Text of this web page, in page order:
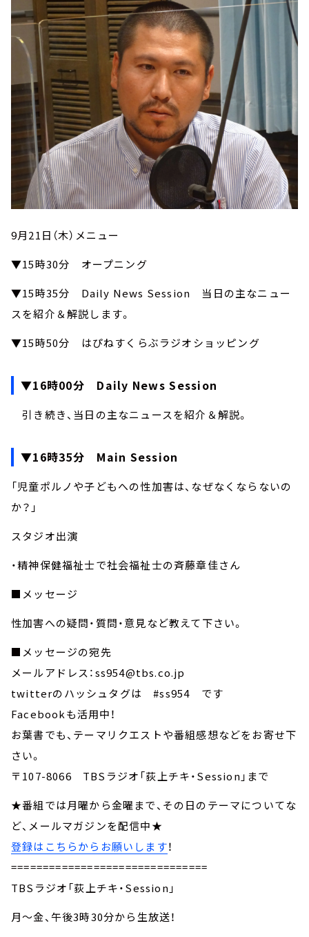
9月21日（木）メニュー
▼15時30分 オープニング
▼15時35分 Daily News Session 当日の主なニュー
スを紹介＆解説します。
▼15時50分 はぴねすくらぶラジオショッピング
▼16時00分 Daily News Session
引き続き、当日の主なニュースを紹介＆解説。
▼16時35分 Main Session
「児童ポルノや子どもへの性加害は、なぜなくならないの
か？」
スタジオ出演
・精神保健福祉士で社会福祉士の斉藤章佳さん
■メッセージ
性加害への疑問・質問・意見など教えて下さい。
■メッセージの宛先
メールアドレス：ss954@tbs.co.jp
twitterのハッシュタグは #ss954 です
Facebookも活用中！
お葉書でも、テーマリクエストや番組感想などをお寄せ下
さい。
〒107-8066 TBSラジオ「荻上チキ・Session」まで
★番組では月曜から金曜まで、その日のテーマについてな
ど、メールマガジンを配信中★
登録はこちらからお願いします！
===============================
TBSラジオ「荻上チキ・Session」
月～金、午後3時30分から生放送！